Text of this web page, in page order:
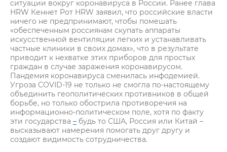
ситуации вокруг коронавируса в России. Ранее глава
HRW Кеннет Рот HRW заявил, что российские власти
ничего не предпринимают, чтобы помешать
«обеспеченным россиянам скупать аппараты
искусственной вентиляции легких и устанавливать
частные клиники в своих домах», что в результате
приводит к нехватке этих приборов для простых
граждан в случае заражения коронавирусом.
Пандемия коронавируса сменилась инфодемией.
Угроза COVID-19 не только не смогла по-настоящему
объединить геополитических противников в общей
борьбе, но только обострила противоречия на
информационно-политическом поле, хотя по факту
эти государства – будь то США, Россия или Китай –
высказывают намерения помогать друг другу и
создают видимость сотрудничества.